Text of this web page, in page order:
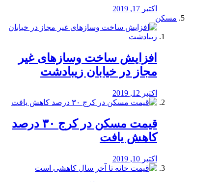
اکتبر 17, 2019
مسکن
افزایش ساخت وسازهای غیر
مجاز در خیابان زیبادشت
اکتبر 12, 2019
️قیمت مسکن در کرج ۳۰ درصد
کاهش یافت
اکتبر 10, 2019